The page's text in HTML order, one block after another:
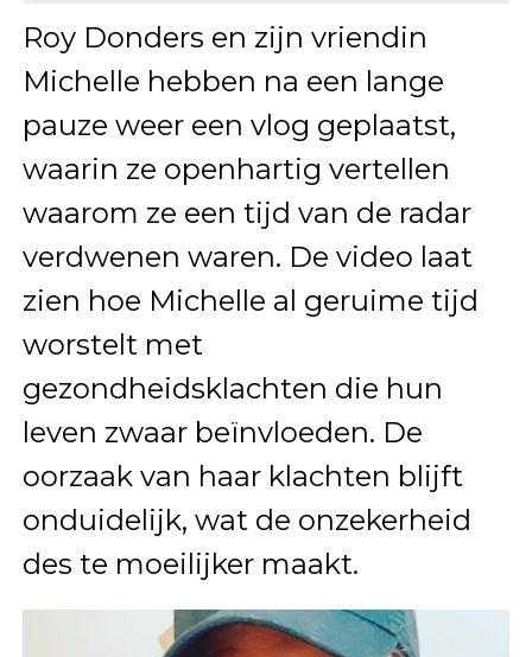
Roy Donders en zijn vriendin
Michelle hebben na een lange
pauze weer een vlog geplaatst,
waarin ze openhartig vertellen
waarom ze een tijd van de radar
verdwenen waren. De video laat
zien hoe Michelle al geruime tijd
worstelt met
gezondheidsklachten die hun
leven zwaar beïnvloeden. De
oorzaak van haar klachten blijft
onduidelijk, wat de onzekerheid
des te moeilijker maakt.